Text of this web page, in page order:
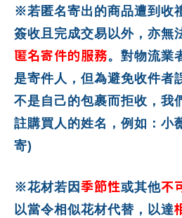
※若匿名寄出的商品遭到收
簽收且完成交易以外，亦無
匿名寄件的服務。對物流業
是寄件人，但為避免收件者
不是自己的包裹而拒收，我
註購買人的姓名，例如：小
寄)
※花材若因 季節性或其他不
以當令相似花材代替，以達